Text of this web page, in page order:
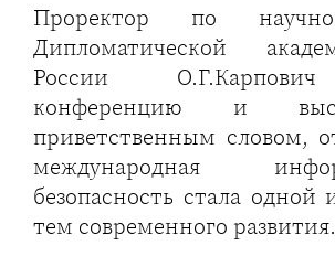
Проректор по
Дипломатической
России
конференцию и
приветственным словом,
международная
безопасность стала одной
тем современного развития.